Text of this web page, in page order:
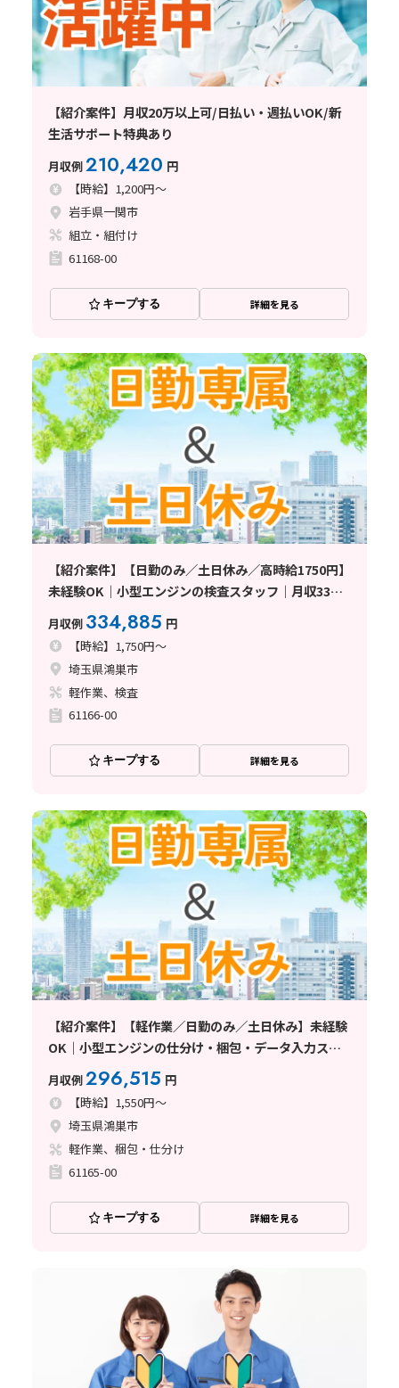
【紹介案件】月収20万以上可/日払い・週払いOK/新
生活サポート特典あり
月収例210,420 円
【時給】1,200円～
岩手県一関市
組立・組付け
61168-00
キープする 詳細を見る
【紹介案件】【日勤のみ／土日休み／高時給1750円】
未経験OK｜小型エンジンの検査スタッフ｜月収33万
円以上可｜マイカー通勤OK〈埼玉県鴻巣市〉
月収例 334,885 円
【時給】1,750円～
埼玉県鴻巣市
軽作業、検査
61166-00
キープする 詳細を見る
【紹介案件】【軽作業／日勤のみ／土日休み】未経験
OK｜小型エンジンの仕分け・梱包・データ入力スタ
ッフ｜時給1550円｜残業少なめ｜マイカー通勤
OK〈埼玉県鴻巣市〉
月収例296,515 円
【時給】1,550円～
埼玉県鴻巣市
軽作業、梱包・仕分け
61165-00
キープする 詳細を見る